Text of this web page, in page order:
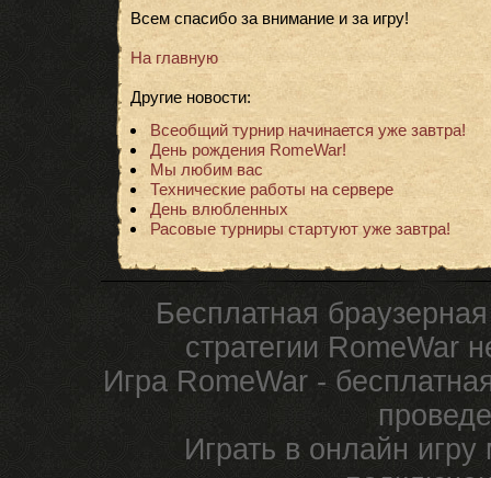
Всем спасибо за внимание и за игру!
На главную
Другие новости:
Всеобщий турнир начинается уже завтра!
День рождения RomeWar!
Мы любим вас
Технические работы на сервере
День влюбленных
Расовые турниры стартуют уже завтра!
Бесплатная
стратегии RomeWar
Игра RomeWar -
Играть в онлайн